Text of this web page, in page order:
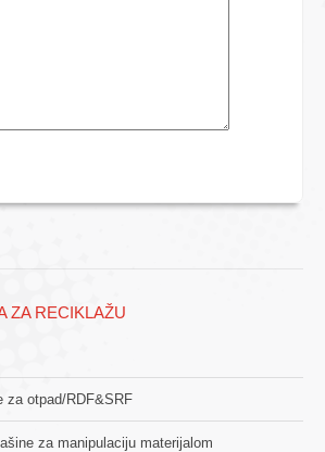
ZA RECIKLAŽU
za otpad/RDF&SRF
za manipulaciju materijalom